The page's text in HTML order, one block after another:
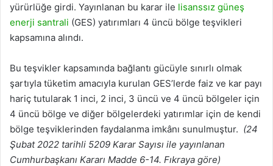
yürürlüğe girdi. Yayınlanan bu karar ile lisanssız güneş
enerji santrali (GES) yatırımları 4 üncü bölge teşvikleri
kapsamına alındı.
Bu teşvikler kapsamında bağlantı gücüyle sınırlı olmak
şartıyla tüketim amacıyla kurulan GES’lerde faiz ve kar payı
hariç tutularak 1 inci, 2 inci, 3 üncü ve 4 üncü bölgeler için
4 üncü bölge ve diğer bölgelerdeki yatırımlar için de kendi
bölge teşviklerinden faydalanma imkânı sunulmuştur. (24
Şubat 2022 tarihli 5209 Karar Sayısı ile yayınlanan
Cumhurbaşkanı Kararı Madde 6-14. Fıkraya göre)